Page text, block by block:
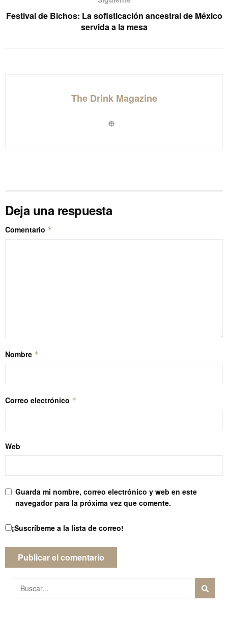
Festival de Bichos: La sofisticación ancestral de México
servida a la mesa
The Drink Magazine
Deja una respuesta
Comentario *
Nombre *
Correo electrónico *
Web
Guarda mi nombre, correo electrónico y web en este
navegador para la próxima vez que comente.
¡Suscríbeme a la lista de correo!